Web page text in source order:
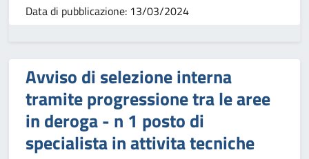
Data di pubblicazione: 13/03/2024
Avviso di selezione interna
tramite progressione tra le aree
in deroga - n 1 posto di
specialista in attivita tecniche